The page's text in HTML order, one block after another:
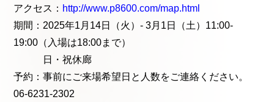
アクセス： http://www.p8600.com/map.html
期間：2025年1月14日（火）- 3月1日（土）11:00-
19:00（入場は18:00まで）
日・祝休廊
予約：事前にご来場希望日と人数をご連絡ください。
06-6231-2302